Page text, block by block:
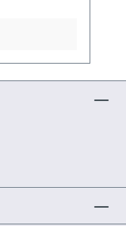
– alle
innerhalb
–
im
offen –